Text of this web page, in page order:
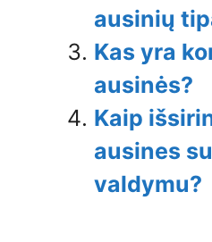
ausinių
Kas yra
ausinės?
Kaip
ausines
valdymu?